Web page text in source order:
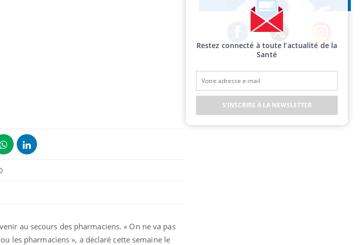
au secours des pharmaciens. « On ne va pas
les pharmaciens », a déclaré cette semaine le
Facebook Twitter Instagram
Restez connecté à toute l’actualité de la
Santé
S'INSCRIRE À LA NEWSLETTER